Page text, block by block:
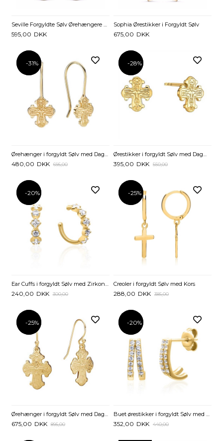
595,00 DKK
Sophia Ørestikker i Forgyldt Sølv
675,00 DKK
-31%
-31%
Ørehænger i forgyldt Sølv med Dagmarkors
480,00 DKK 695,00
-28%
-28%
Ørestikker i forgyldt Sølv med Dagmarkors - 9 x 8 mm
395,00 DKK 550,00
-20%
-20%
Ear Cuffs i forgyldt Sølv med Zirkoniasten
240,00 DKK 300,00
-25%
-25%
Creoler i forgyldt Sølv med Kors
288,00 DKK 385,00
-25%
-25%
675,00 DKK 895,00
-20%
-20%
352,00 DKK 440,00